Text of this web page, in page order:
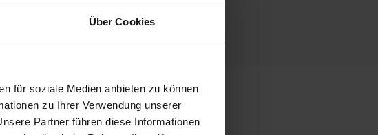
Über Cookies
für soziale Medien anbieten zu können
zu Ihrer Verwendung unserer
Partner führen diese Informationen
21249